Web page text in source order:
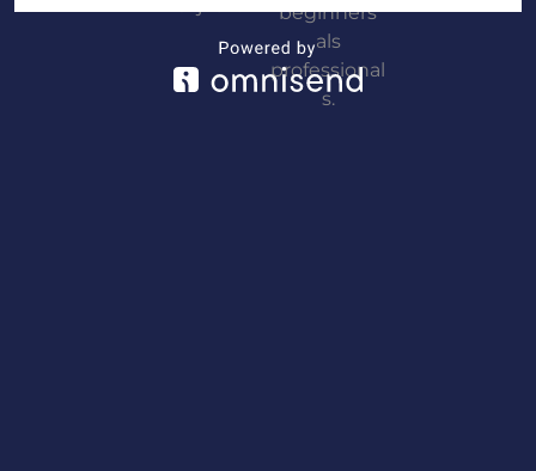
beginners
als
professional
s.